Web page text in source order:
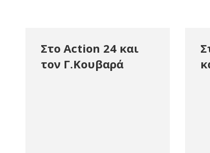
Στο Action 24 και
τον Γ.Κουβαρά